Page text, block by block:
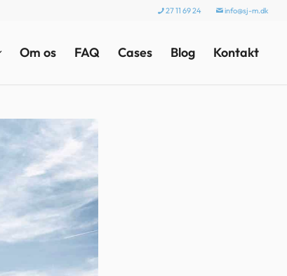
27 11 69 24 info@sj-m.dk
Om os FAQ Cases Blog Kontakt